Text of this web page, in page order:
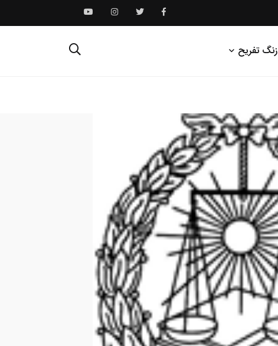
زنگ تفریح